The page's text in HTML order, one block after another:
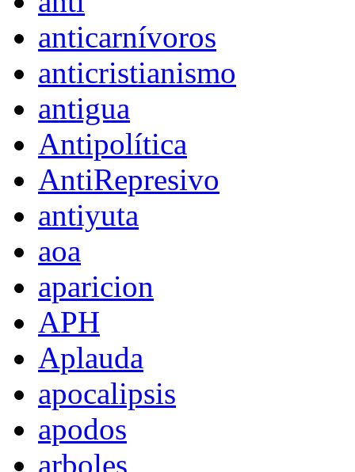
anticarnívoros
anticristianismo
antigua
Antipolítica
AntiRepresivo
antiyuta
aoa
aparicion
APH
Aplauda
apocalipsis
apodos
arboles